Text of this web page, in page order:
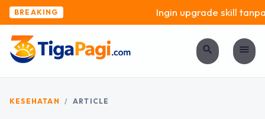
BREAKING Ingin upgrade skill
search menu
KESEHATAN / ARTICLE